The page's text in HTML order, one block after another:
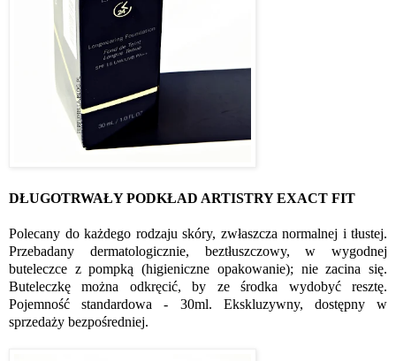
DŁUGOTRWAŁY PODKŁAD ARTISTRY EXACT FIT
Polecany do każdego rodzaju skóry, zwłaszcza normalnej i tłustej.
Przebadany dermatologicznie, beztłuszczowy, w wygodnej
buteleczce z pompką (higieniczne opakowanie); nie zacina się.
Buteleczkę można odkręcić, by ze środka wydobyć resztę.
Pojemność standardowa - 30ml. Ekskluzywny, dostępny w
sprzedaży bezpośredniej.